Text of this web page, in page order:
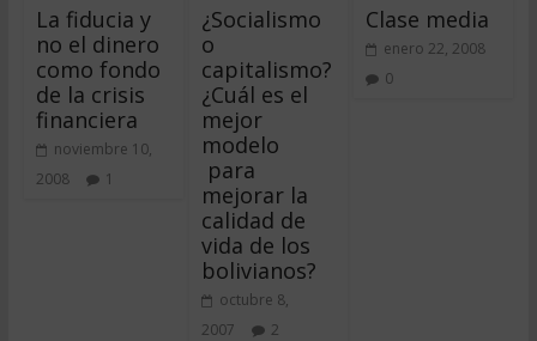
La fiducia y
no el dinero
como fondo
de la crisis
financiera
noviembre 10,
2008
1
¿Socialismo
o
capitalismo?
¿Cuál es el
mejor
modelo
para
mejorar la
calidad de
vida de los
bolivianos?
octubre 8,
2007
2
Clase media
enero 22, 2008
0